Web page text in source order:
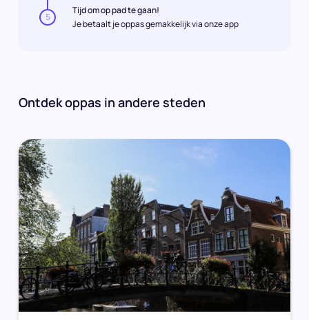
5
Tijd om op pad te gaan!
Je betaalt je oppas gemakkelijk via onze app
Ontdek oppas in andere steden